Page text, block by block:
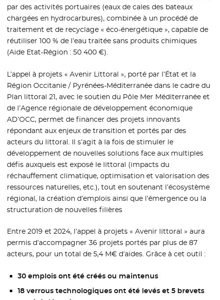
par des activités portuaires (eaux de cales des bateaux
chargées en hydrocarbures), combinée à un procédé de
traitement et de recyclage « éco-énergétique », capable de
réutiliser 100 % de l’eau traitée sans produits chimiques
(Aide Etat-Région : 50 400 €).
L’appel à projets « Avenir Littoral », porté par l’État et la
Région Occitanie / Pyrénées-Méditerranée dans le cadre du
Plan littoral 21, avec le soutien du Pôle Mer Méditerranée et
de l’Agence régionale de développement économique
AD’OCC, permet de financer des projets innovants
répondant aux enjeux de transition et portés par des
acteurs du littoral. Il s’agit à la fois de stimuler le
développement de nouvelles solutions face aux multiples
défis auxquels est exposé le littoral (impacts du
réchauffement climatique, optimisation et valorisation des
ressources naturelles, etc.), tout en soutenant l’écosystème
régional, la création d’emplois ainsi que l’émergence ou la
structuration de nouvelles filières
Entre 2019 et 2024, l’appel à projets « Avenir littoral » aura
permis d’accompagner 36 projets portés par plus de 87
acteurs, pour un total de 5,4 M€ d’aides. Grâce à cet outil :
30 emplois ont été créés ou maintenus
18 verrous technologiques ont été levés et 5 brevets